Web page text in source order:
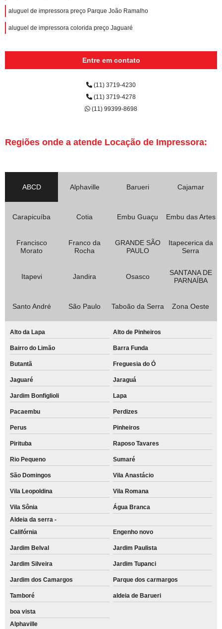
aluguel de impressora preço Parque João Ramalho
aluguel de impressora colorida preço Jaguaré
Entre em contato
(11) 3719-4230
(11) 3719-4278
(11) 99399-8698
Regiões onde a atende Locação de Impressora:
ABCD Alphaville Barueri Cajamar
Carapicuíba Cotia Embu Guaçu Embu das Artes
Francisco
Morato
Franco da
Rocha
GRANDE SÃO
PAULO
Itapecerica da
Serra
Itapevi Jandira Osasco
SANTANA DE
PARNAÍBA
Santo André São Paulo Taboão da Serra Zona Oeste
Alto da Lapa Alto de Pinheiros
Bairro do Limão Barra Funda
Butantã Freguesia do Ó
Jaguaré Jaraguá
Jardim Bonfiglioli Lapa
Pacaembu Perdizes
Perus Pinheiros
Pirituba Raposo Tavares
Rio Pequeno Sumaré
São Domingos Vila Anastácio
Vila Leopoldina Vila Romana
Vila Sônia
Água Branca
Aldeia da serra -
Califórnia
Engenho novo
Jardim Belval Jardim Paulista
Jardim Silveira Jardim Tupanci
Jardim dos Camargos Parque dos carmargos
Tamboré aldeia de Barueri
boa vista
Alphaville